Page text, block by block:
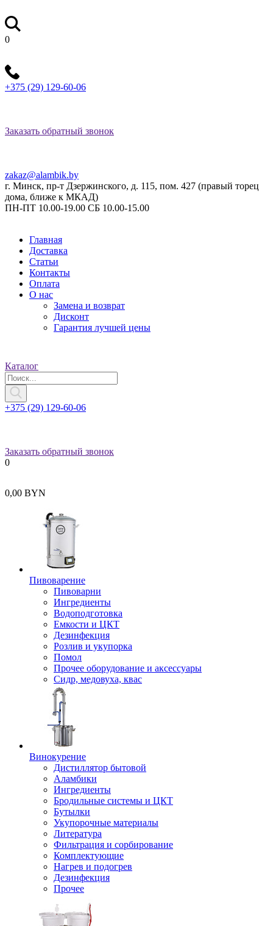
0
+375 (29) 129-60-06
Заказать обратный звонок
zakaz@alambik.by
г. Минск, пр-т Дзержинского, д. 115, пом. 427 (правый торец
дома, ближе к МКАД)
ПН-ПТ 10.00-19.00 СБ 10.00-15.00
Главная
Доставка
Статьи
Контакты
Оплата
О нас
Замена и возврат
Дисконт
Гарантия лучшей цены
Каталог
+375 (29) 129-60-06
Заказать обратный звонок
0
0,00 BYN
Пивоварение
Пивоварни
Ингредиенты
Водоподготовка
Емкости и ЦКТ
Дезинфекция
Розлив и укупорка
Помол
Прочее оборудование и аксессуары
Сидр, медовуха, квас
Винокурение
Дистиллятор бытовой
Аламбики
Ингредиенты
Бродильные системы и ЦКТ
Бутылки
Укупорочные материалы
Литература
Фильтрация и сорбирование
Комплектующие
Нагрев и подогрев
Дезинфекция
Прочее